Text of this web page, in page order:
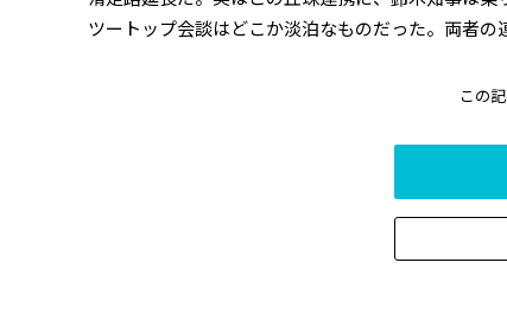
ツートップ会談はどこか淡泊なものだった。両者
この